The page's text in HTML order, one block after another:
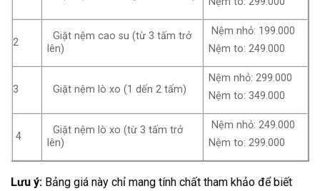
2
Giặt nệm cao su (từ 3 tấm trở
lên)
Nệm nhỏ: 199.000
Nệm to: 249.000
3 Giặt nệm lò xo (1 dến 2 tấm)
Nệm nhỏ: 299.000
Nệm to: 349.000
4
Giặt nệm lò xo (từ 3 tấm trở
lên)
Nệm nhỏ: 249.000
Nệm to: 299.000
Lưu ý: Bảng giá này chỉ mang tính chất tham khảo để biết